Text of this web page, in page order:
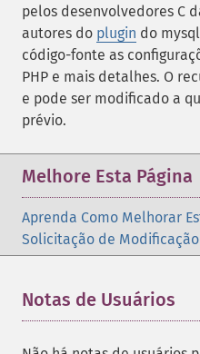
pelos desenvolvedores C
autores do plugin do
código-fonte as
PHP e mais detalhes. O
e pode ser modificado a
prévio.
Melhore Esta Página
Aprenda Como Melhorar
Solicitação de Modificação
Notas de Usuários